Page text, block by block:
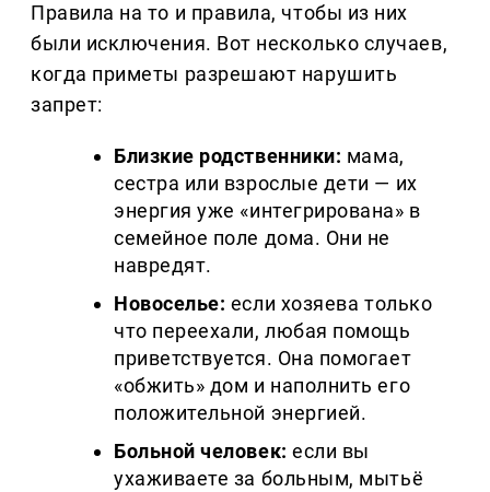
Правила на то и правила, чтобы из них
были исключения. Вот несколько случаев,
когда приметы разрешают нарушить
запрет:
Близкие родственники: мама,
сестра или взрослые дети — их
энергия уже «интегрирована» в
семейное поле дома. Они не
навредят.
Новоселье: если хозяева только
что переехали, любая помощь
приветствуется. Она помогает
«обжить» дом и наполнить его
положительной энергией.
Больной человек: если вы
ухаживаете за больным, мытьё